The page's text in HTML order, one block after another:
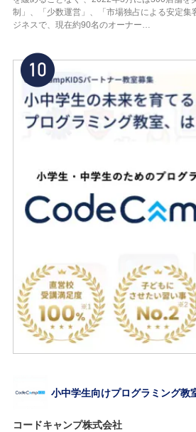
制」、「少数運営」、「市場独占による安定集
ジネスで、現在約90名のオーナー…
小中学生向けプログラミング
コードキャンプ株式会社